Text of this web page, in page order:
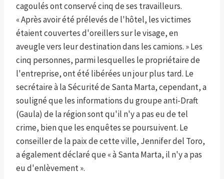
cagoulés ont conservé cinq de ses travailleurs.
« Après avoir été prélevés de l'hôtel, les victimes
étaient couvertes d'oreillers sur le visage, en
aveugle vers leur destination dans les camions. » Les
cinq personnes, parmi lesquelles le propriétaire de
l'entreprise, ont été libérées un jour plus tard. Le
secrétaire à la Sécurité de Santa Marta, cependant, a
souligné que les informations du groupe anti-Draft
(Gaula) de la région sont qu'il n'y a pas eu de tel
crime, bien que les enquêtes se poursuivent. Le
conseiller de la paix de cette ville, Jennifer del Toro,
a également déclaré que « à Santa Marta, il n'y a pas
eu d'enlèvement ».